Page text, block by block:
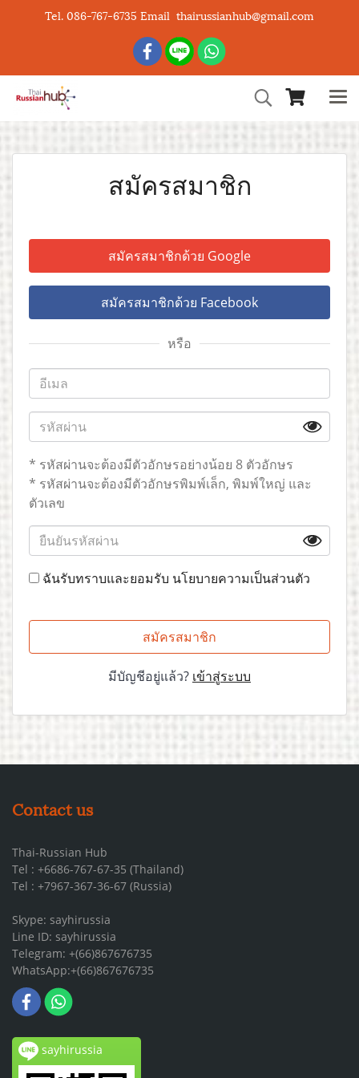
Tel. 086-767-6735 Email thairussianhub@gmail.com
สมัครสมาชิก
สมัครสมาชิกด้วย Google
สมัครสมาชิกด้วย Facebook
หรือ
* รหัสผ่านจะต้องมีตัวอักษรอย่างน้อย 8 ตัวอักษร
* รหัสผ่านจะต้องมีตัวอักษรพิมพ์เล็ก, พิมพ์ใหญ่ และ
ตัวเลข
ฉันรับทราบและยอมรับ นโยบายความเป็นส่วนตัว
สมัครสมาชิก
มีบัญชีอยู่แล้ว? เข้าสู่ระบบ
Contact us
Thai-Russian Hub
Tel : +6686-767-67-35 (Thailand)
Tel : +7967-367-36-67 (Russia)
Skype: sayhirussia
Line ID: sayhirussia
Telegram: +(66)867676735
WhatsApp:+(66)867676735
sayhirussia